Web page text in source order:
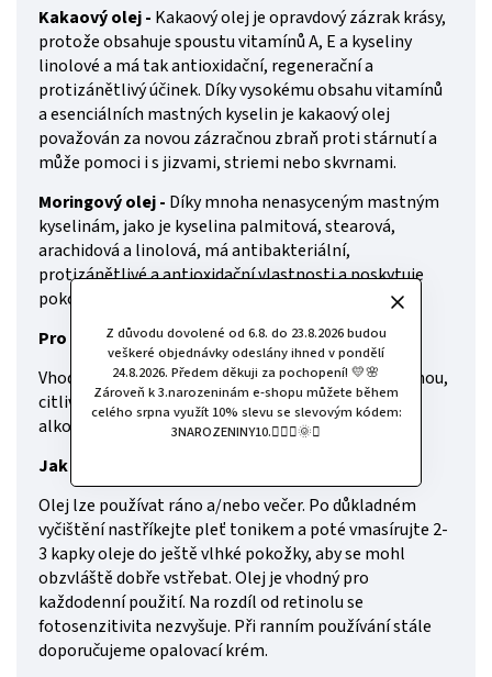
Z důvodu dovolené od 6.8. do 23.8.2026 budou
veškeré objednávky odeslány ihned v pondělí
24.8.2026. Předem děkuji za pochopení! 💛🌸
Zároveň k 3.narozeninám e-shopu můžete během
celého srpna využít 10% slevu se slevovým kódem:
3NAROZENINY10.🧚🏻‍♀️🌞✨
Kakaový olej - Kakaový olej je opravdový zázrak krásy,
protože obsahuje spoustu vitamínů A, E a kyseliny
linolové a má tak antioxidační, regenerační a
protizánětlivý účinek. Díky vysokému obsahu vitamínů
a esenciálních mastných kyselin je kakaový olej
považován za novou zázračnou zbraň proti stárnutí a
může pomoci i s jizvami, striemi nebo skvrnami.
Moringový olej - Díky mnoha nenasyceným mastným
kyselinám, jako je kyselina palmitová, stearová,
arachidová a linolová, má antibakteriální,
protizánětlivé a antioxidační vlastnosti a poskytuje
pokožce dostatek vlhkosti.
Pro koho je Recovery treatment oilvhodný?
Vhodné pro všechny typy pleti. Ideální také pro suchou,
citlivou, zralou a problematickou pleť. Bez barviv a
alkoholu.
Jak používat?
Olej lze používat ráno a/nebo večer. Po důkladném
vyčištění nastříkejte pleť tonikem a poté vmasírujte 2-
3 kapky oleje do ještě vlhké pokožky, aby se mohl
obzvláště dobře vstřebat. Olej je vhodný pro
každodenní použití. Na rozdíl od retinolu se
fotosenzitivita nezvyšuje. Při ranním používání stále
doporučujeme opalovací krém.